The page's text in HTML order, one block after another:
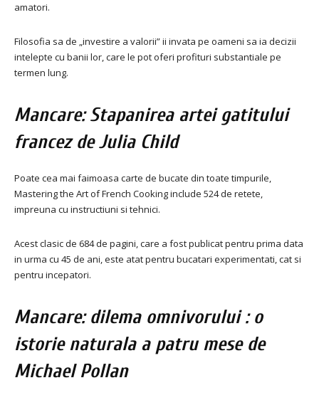
amatori.
Filosofia sa de „investire a valorii” ii invata pe oameni sa ia decizii
intelepte cu banii lor, care le pot oferi profituri substantiale pe
termen lung.
Mancare: Stapanirea artei gatitului
francez de Julia Child
Poate cea mai faimoasa carte de bucate din toate timpurile,
Mastering the Art of French Cooking include 524 de retete,
impreuna cu instructiuni si tehnici.
Acest clasic de 684 de pagini, care a fost publicat pentru prima data
in urma cu 45 de ani, este atat pentru bucatari experimentati, cat si
pentru incepatori.
Mancare: dilema omnivorului : o
istorie naturala a patru mese de
Michael Pollan